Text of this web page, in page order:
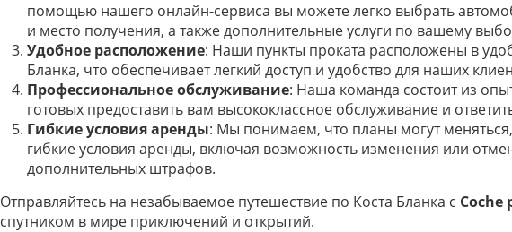
помощью нашего онлайн-сервиса вы можете легко выбрать
и место получения, а также дополнительные услуги по вашему
Удобное расположение: Наши пункты проката расположены в
Бланка, что обеспечивает легкий доступ и удобство для наших
Профессиональное обслуживание: Наша команда состоит из
готовых предоставить вам высококлассное обслуживание и
Гибкие условия аренды: Мы понимаем, что планы могут
гибкие условия аренды, включая возможность изменения или
дополнительных штрафов.
Отправляйтесь на незабываемое путешествие по Коста Бланка с Coche
спутником в мире приключений и открытий.